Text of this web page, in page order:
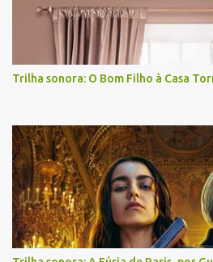
Trilha sonora: O Bom Filho à Casa